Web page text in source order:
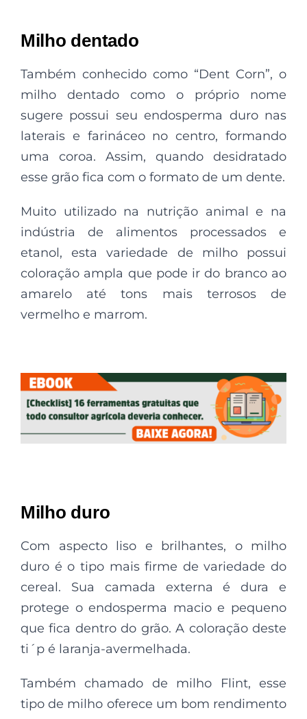
Milho dentado
Também conhecido como “Dent Corn”, o
milho dentado como o próprio nome
sugere possui seu endosperma duro nas
laterais e farináceo no centro, formando
uma coroa. Assim, quando desidratado
esse grão fica com o formato de um dente.
Muito utilizado na nutrição animal e na
indústria de alimentos processados e
etanol, esta variedade de milho possui
coloração ampla que pode ir do branco ao
amarelo até tons mais terrosos de
vermelho e marrom.
Milho duro
Com aspecto liso e brilhantes, o milho
duro é o tipo mais firme de variedade do
cereal. Sua camada externa é dura e
protege o endosperma macio e pequeno
que fica dentro do grão. A coloração deste
ti´p é laranja-avermelhada.
Também chamado de milho Flint, esse
tipo de milho oferece um bom rendimento